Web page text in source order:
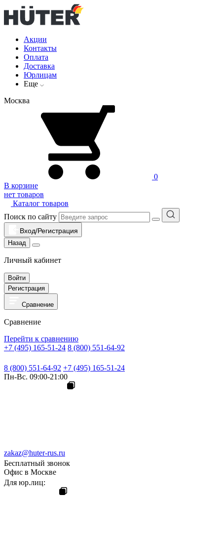
Акции
Контакты
Оплата
Доставка
Юрлицам
Еще
Москва
0
В корзине
нет товаров
Каталог товаров
Поиск по сайту
Вход/Регистрация
Назад
Личный кабинет
Войти
Регистрация
Сравнение
Сравнение
Перейти к сравнению
+7 (495) 165-51-24 8 (800) 551-64-92
8 (800) 551-64-92 +7 (495) 165-51-24
Пн-Вс. 09:00-21:00
zakaz@huter-rus.ru
Бесплатный звонок
Офис в Москве
Для юр.лиц: